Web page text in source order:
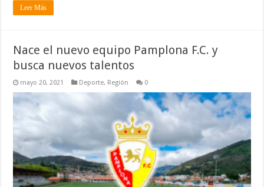
Leer Más
Nace el nuevo equipo Pamplona F.C. y
busca nuevos talentos
mayo 20, 2021 Deporte, Región 0